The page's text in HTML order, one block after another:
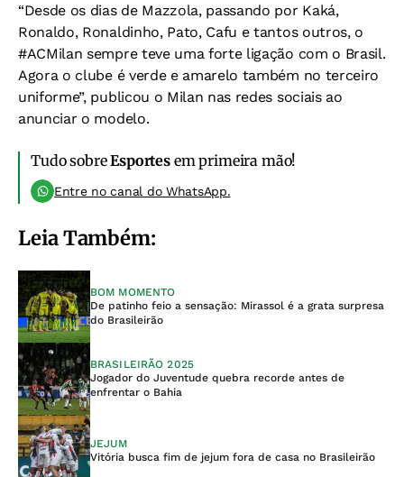
“Desde os dias de Mazzola, passando por Kaká,
Ronaldo, Ronaldinho, Pato, Cafu e tantos outros, o
#ACMilan sempre teve uma forte ligação com o Brasil.
Agora o clube é verde e amarelo também no terceiro
uniforme”, publicou o Milan nas redes sociais ao
anunciar o modelo.
Tudo sobreEsportesem primeira mão!
Entre no canal do WhatsApp.
Leia Também:
BOM MOMENTO
De patinho feio a sensação: Mirassol é a grata surpresa
do Brasileirão
BRASILEIRÃO 2025
Jogador do Juventude quebra recorde antes de
enfrentar o Bahia
JEJUM
Vitória busca fim de jejum fora de casa no Brasileirão